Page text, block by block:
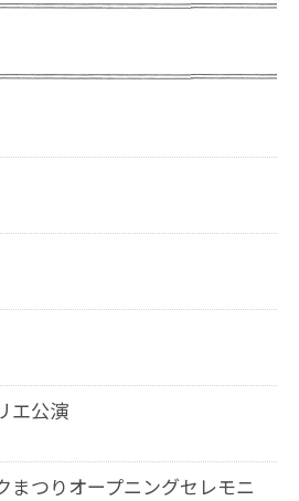
エ公演
まつりオープニングセレモニ